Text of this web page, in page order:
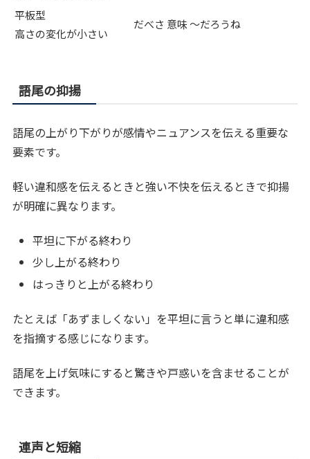
平板型
高さの変化が小さい
だべさ 意味 〜だろうね
語尾の抑揚
語尾の上がり下がりが感情やニュアンスを伝える重要な
要素です。
軽い違和感を伝えるときと強い不快を伝えるときで抑揚
が明確に異なります。
平坦に下がる終わり
少し上がる終わり
はっきりと上がる終わり
たとえば「あずましくない」を平坦に言うと単に違和感
を指摘する感じになります。
語尾を上げ気味にすると驚きや戸惑いを含ませることが
できます。
連声と短縮